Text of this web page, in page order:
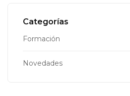
Categorías
Formación
Novedades